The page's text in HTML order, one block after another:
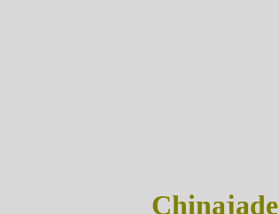
Chinajade